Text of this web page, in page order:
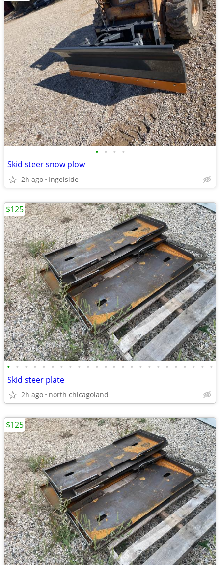
• • • •
Skid steer snow plow
2h ago Ingelside
• • • • • • • • • • • • • • • • • • • • • • • •
Skid steer plate
2h ago north chicagoland
$125
$125